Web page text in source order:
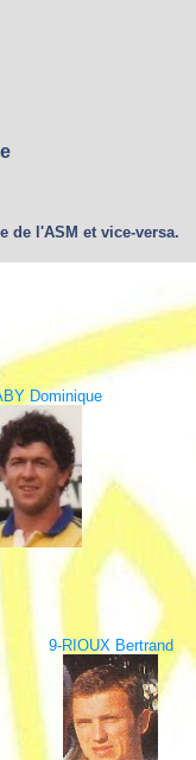
de l'ASM et vice-versa.
Dominique
9-RIOUX Bertrand